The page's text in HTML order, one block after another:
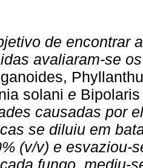
de encontrar
avaliaram-se
solani e
causadas por
se diluiu em
(v/v) e esvaziou-
fungo, mediu-